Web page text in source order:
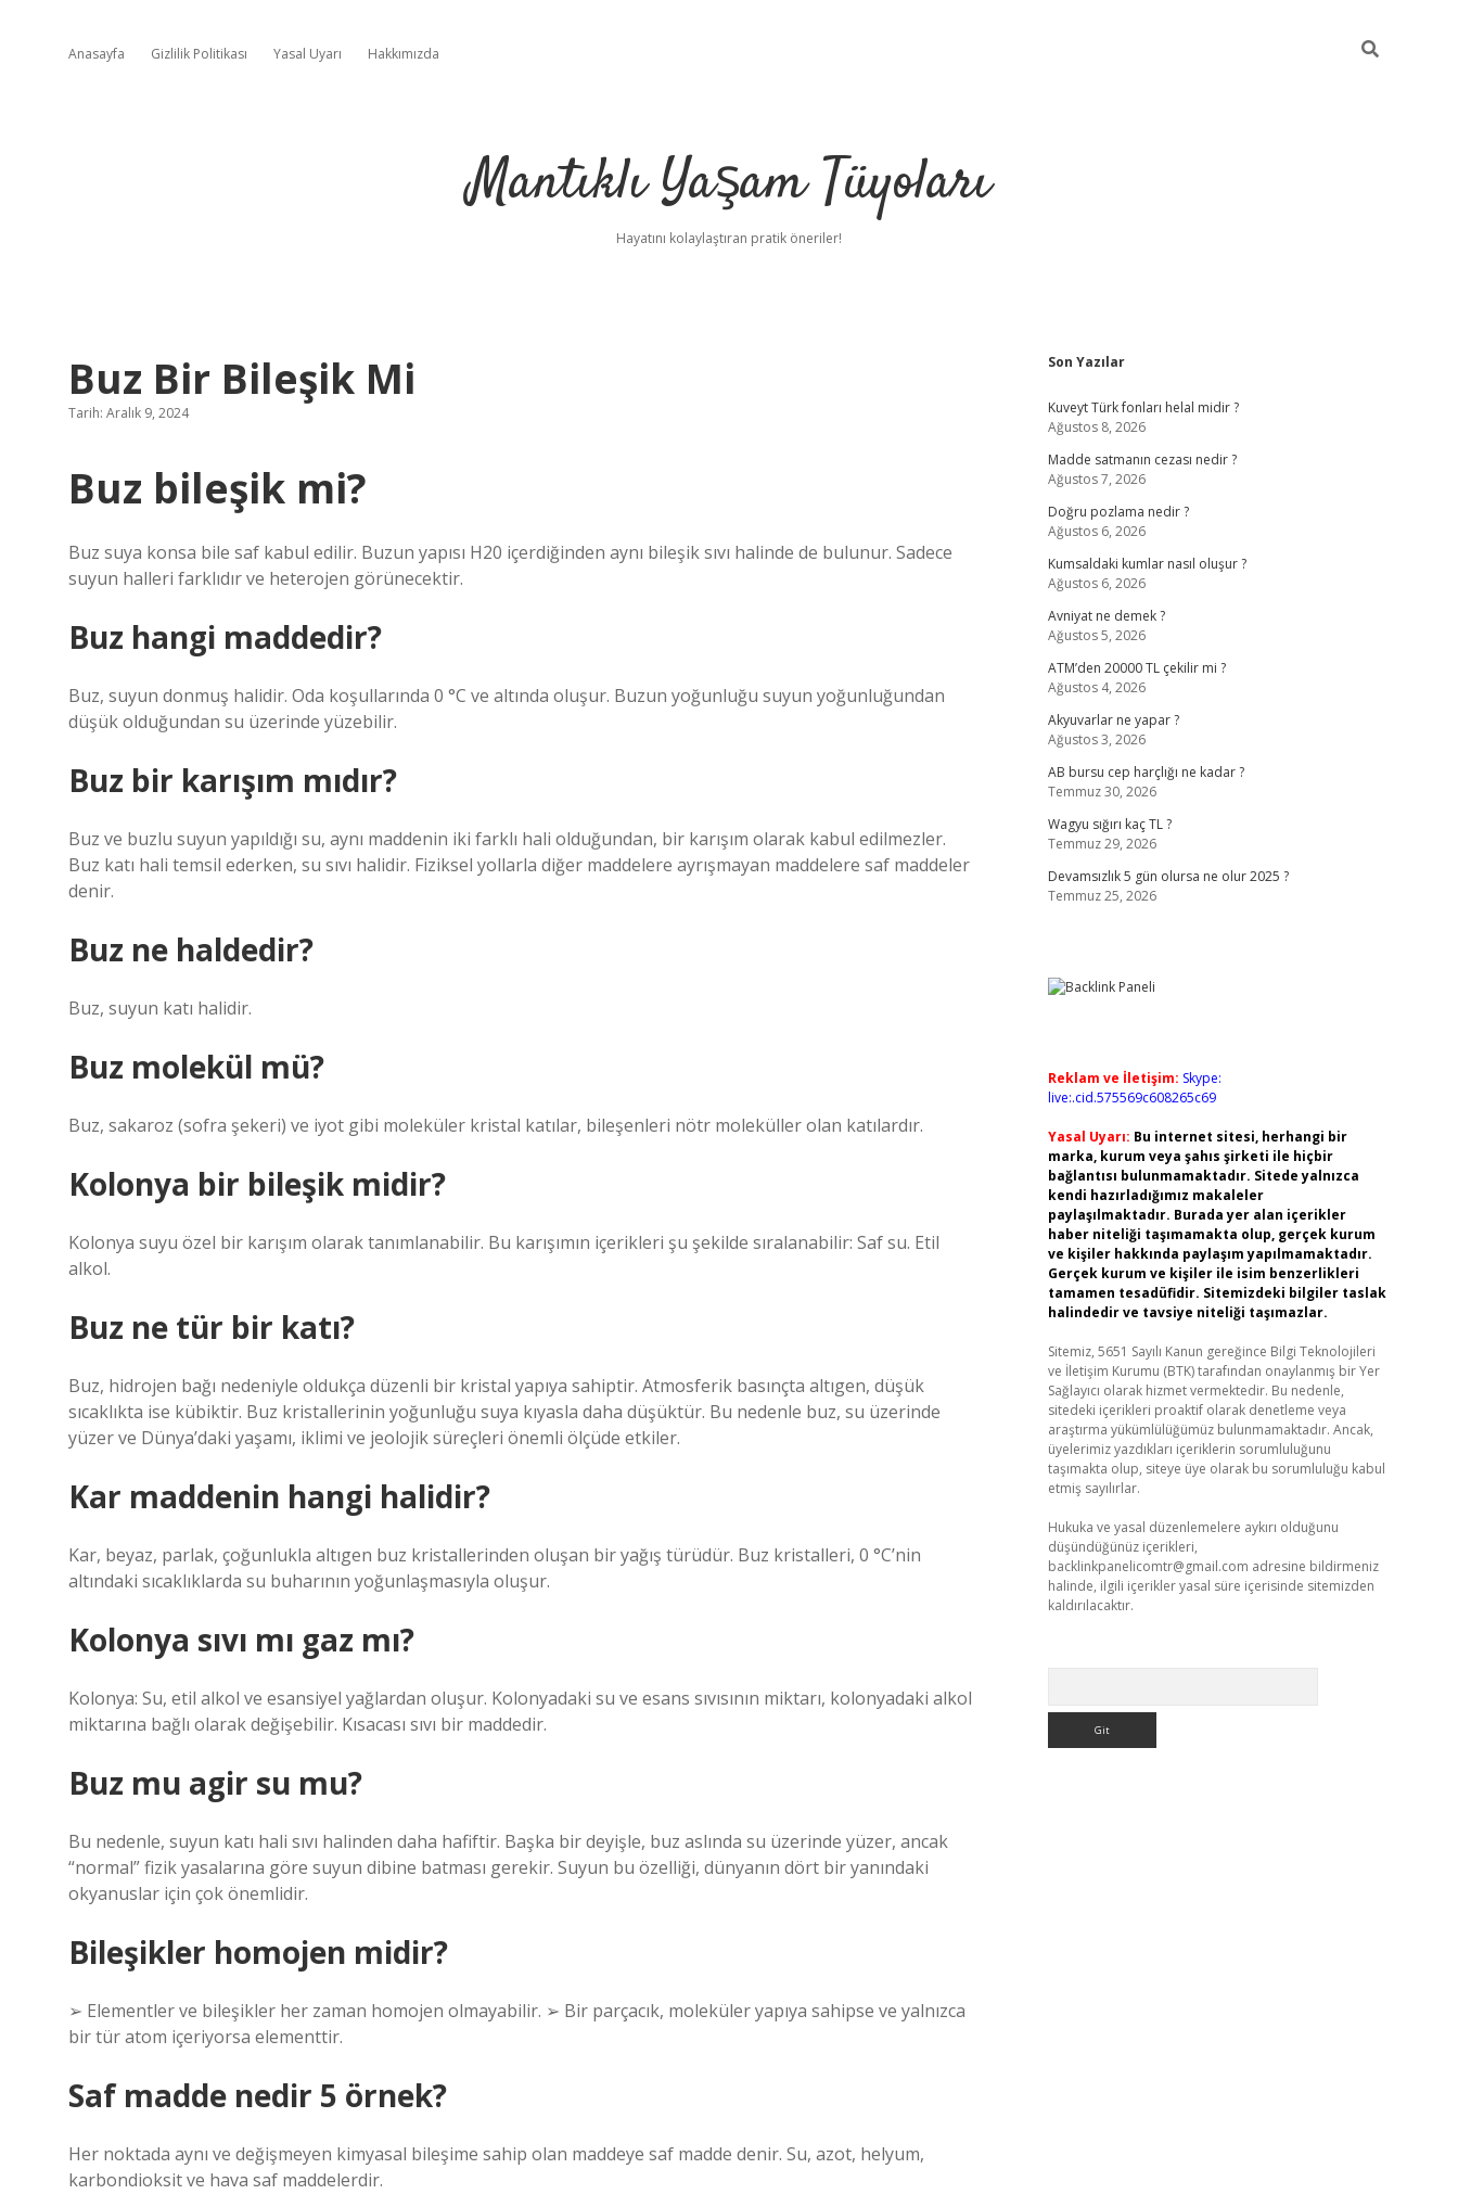
Anasayfa Gizlilik Politikası Yasal Uyarı Hakkımızda
Mantıklı Yaşam Tüyoları
Hayatını kolaylaştıran pratik öneriler!
Buz Bir Bileşik Mi
Tarih: Aralık 9, 2024
Buz bileşik mi?
Buz suya konsa bile saf kabul edilir. Buzun yapısı H20 içerdiğinden aynı bileşik sıvı halinde de bulunur. Sadece
suyun halleri farklıdır ve heterojen görünecektir.
Buz hangi maddedir?
Buz, suyun donmuş halidir. Oda koşullarında 0 °C ve altında oluşur. Buzun yoğunluğu suyun yoğunluğundan
düşük olduğundan su üzerinde yüzebilir.
Buz bir karışım mıdır?
Buz ve buzlu suyun yapıldığı su, aynı maddenin iki farklı hali olduğundan, bir karışım olarak kabul edilmezler.
Buz katı hali temsil ederken, su sıvı halidir. Fiziksel yollarla diğer maddelere ayrışmayan maddelere saf maddeler
denir.
Buz ne haldedir?
Buz, suyun katı halidir.
Buz molekül mü?
Buz, sakaroz (sofra şekeri) ve iyot gibi moleküler kristal katılar, bileşenleri nötr moleküller olan katılardır.
Kolonya bir bileşik midir?
Kolonya suyu özel bir karışım olarak tanımlanabilir. Bu karışımın içerikleri şu şekilde sıralanabilir: Saf su. Etil
alkol.
Buz ne tür bir katı?
Buz, hidrojen bağı nedeniyle oldukça düzenli bir kristal yapıya sahiptir. Atmosferik basınçta altıgen, düşük
sıcaklıkta ise kübiktir. Buz kristallerinin yoğunluğu suya kıyasla daha düşüktür. Bu nedenle buz, su üzerinde
yüzer ve Dünya’daki yaşamı, iklimi ve jeolojik süreçleri önemli ölçüde etkiler.
Kar maddenin hangi halidir?
Kar, beyaz, parlak, çoğunlukla altıgen buz kristallerinden oluşan bir yağış türüdür. Buz kristalleri, 0 °C’nin
altındaki sıcaklıklarda su buharının yoğunlaşmasıyla oluşur.
Kolonya sıvı mı gaz mı?
Kolonya: Su, etil alkol ve esansiyel yağlardan oluşur. Kolonyadaki su ve esans sıvısının miktarı, kolonyadaki alkol
miktarına bağlı olarak değişebilir. Kısacası sıvı bir maddedir.
Buz mu agir su mu?
Bu nedenle, suyun katı hali sıvı halinden daha hafiftir. Başka bir deyişle, buz aslında su üzerinde yüzer, ancak
“normal” fizik yasalarına göre suyun dibine batması gerekir. Suyun bu özelliği, dünyanın dört bir yanındaki
okyanuslar için çok önemlidir.
Bileşikler homojen midir?
➢ Elementler ve bileşikler her zaman homojen olmayabilir. ➢ Bir parçacık, moleküler yapıya sahipse ve yalnızca
bir tür atom içeriyorsa elementtir.
Saf madde nedir 5 örnek?
Her noktada aynı ve değişmeyen kimyasal bileşime sahip olan maddeye saf madde denir. Su, azot, helyum,
karbondioksit ve hava saf maddelerdir.
Sidebar
Son Yazılar
Kuveyt Türk fonları helal midir ?
Ağustos 8, 2026
Madde satmanın cezası nedir ?
Ağustos 7, 2026
Doğru pozlama nedir ?
Ağustos 6, 2026
Kumsaldaki kumlar nasıl oluşur ?
Ağustos 6, 2026
Avniyat ne demek ?
Ağustos 5, 2026
ATM’den 20000 TL çekilir mi ?
Ağustos 4, 2026
Akyuvarlar ne yapar ?
Ağustos 3, 2026
AB bursu cep harçlığı ne kadar ?
Temmuz 30, 2026
Wagyu sığırı kaç TL ?
Temmuz 29, 2026
Devamsızlık 5 gün olursa ne olur 2025 ?
Temmuz 25, 2026
Reklam ve İletişim: Skype:
live:.cid.575569c608265c69
Yasal Uyarı: Bu internet sitesi, herhangi bir
marka, kurum veya şahıs şirketi ile hiçbir
bağlantısı bulunmamaktadır. Sitede yalnızca
kendi hazırladığımız makaleler
paylaşılmaktadır. Burada yer alan içerikler
haber niteliği taşımamakta olup, gerçek kurum
ve kişiler hakkında paylaşım yapılmamaktadır.
Gerçek kurum ve kişiler ile isim benzerlikleri
tamamen tesadüfidir. Sitemizdeki bilgiler taslak
halindedir ve tavsiye niteliği taşımazlar.
Sitemiz, 5651 Sayılı Kanun gereğince Bilgi Teknolojileri
ve İletişim Kurumu (BTK) tarafından onaylanmış bir Yer
Sağlayıcı olarak hizmet vermektedir. Bu nedenle,
sitedeki içerikleri proaktif olarak denetleme veya
araştırma yükümlülüğümüz bulunmamaktadır. Ancak,
üyelerimiz yazdıkları içeriklerin sorumluluğunu
taşımakta olup, siteye üye olarak bu sorumluluğu kabul
etmiş sayılırlar.
Hukuka ve yasal düzenlemelere aykırı olduğunu
düşündüğünüz içerikleri,
backlinkpanelicomtr@gmail.com adresine bildirmeniz
halinde, ilgili içerikler yasal süre içerisinde sitemizden
kaldırılacaktır.
hiltonbet yeni giriş